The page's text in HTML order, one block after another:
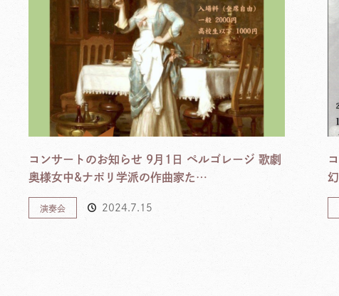
コンサートのお知らせ 9月1日 ペルゴレージ 歌劇
奥様女中&ナポリ学派の作曲家た…
演奏会 2024.7.15